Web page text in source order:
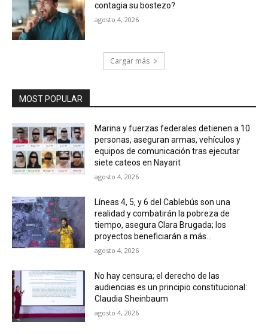
contagia su bostezo?
agosto 4, 2026
Cargar más
MOST POPULAR
Marina y fuerzas federales detienen a 10
personas, aseguran armas, vehículos y
equipos de comunicación tras ejecutar
siete cateos en Nayarit
agosto 4, 2026
Líneas 4, 5, y 6 del Cablebús son una
realidad y combatirán la pobreza de
tiempo, asegura Clara Brugada; los
proyectos beneficiarán a más...
agosto 4, 2026
No hay censura; el derecho de las
audiencias es un principio constitucional:
Claudia Sheinbaum
agosto 4, 2026